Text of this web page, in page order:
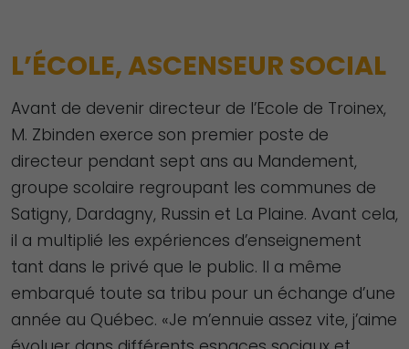
L’ÉCOLE, ASCENSEUR SOCIAL
Avant de devenir directeur de l’Ecole de Troinex,
M. Zbinden exerce son premier poste de
directeur pendant sept ans au Mandement,
groupe scolaire regroupant les communes de
Satigny, Dardagny, Russin et La Plaine. Avant cela,
il a multiplié les expériences d’enseignement
tant dans le privé que le public. Il a même
embarqué toute sa tribu pour un échange d’une
année au Québec. «Je m’ennuie assez vite, j’aime